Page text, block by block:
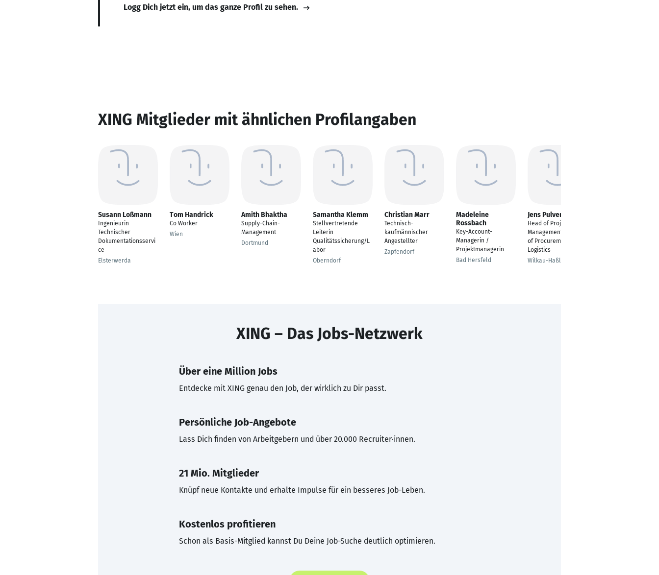
Logg Dich jetzt ein, um das ganze Profil zu sehen.
XING Mitglieder mit ähnlichen Profilangaben
Susann Loßmann
Ingenieurin
Technischer
Dokumentationsservi
ce
Elsterwerda
Tom Handrick
Co Worker
Wien
Amith Bhaktha
Supply-Chain-
Management
Dortmund
Samantha Klemm
Stellvertretende
Leiterin
Qualitätssicherung/L
abor
Oberndorf
Christian Marr
Technisch-
kaufmännischer
Angestellter
Zapfendorf
Madeleine
Rossbach
Key-Account-
Managerin /
Projektmanagerin
Bad Hersfeld
Jens Pulvermüller
Head of Project
Management & Head
of Procurement and
Logistics
Wilkau-Haßlau
XING – Das Jobs-Netzwerk
Über eine Million Jobs
Entdecke mit XING genau den Job, der wirklich zu Dir passt.
Persönliche Job-Angebote
Lass Dich finden von Arbeitgebern und über 20.000 Recruiter·innen.
21 Mio. Mitglieder
Knüpf neue Kontakte und erhalte Impulse für ein besseres Job-Leben.
Kostenlos profitieren
Schon als Basis-Mitglied kannst Du Deine Job-Suche deutlich optimieren.